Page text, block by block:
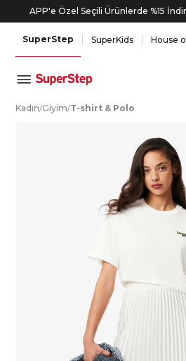
APP'e Özel Seçili Ürünlerde %15
SuperStep SuperKids House
Kadın/Giyim/T-shirt & Polo